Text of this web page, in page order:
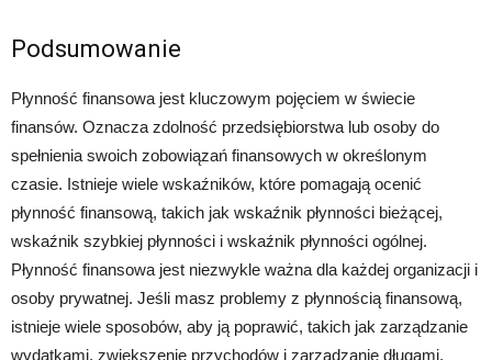
Podsumowanie
Płynność finansowa jest kluczowym pojęciem w świecie
finansów. Oznacza zdolność przedsiębiorstwa lub osoby do
spełnienia swoich zobowiązań finansowych w określonym
czasie. Istnieje wiele wskaźników, które pomagają ocenić
płynność finansową, takich jak wskaźnik płynności bieżącej,
wskaźnik szybkiej płynności i wskaźnik płynności ogólnej.
Płynność finansowa jest niezwykle ważna dla każdej organizacji i
osoby prywatnej. Jeśli masz problemy z płynnością finansową,
istnieje wiele sposobów, aby ją poprawić, takich jak zarządzanie
wydatkami, zwiększenie przychodów i zarządzanie długami.